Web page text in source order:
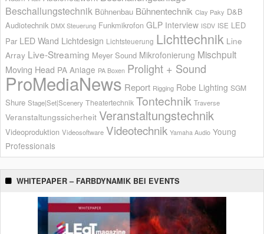
Beschallungstechnik Bühnenbau Bühnentechnik Clay Paky D&B
Audiotechnik DMX Steuerung Funkmikrofon GLP Interview ISDV ISE LED
Par LED Wand Lichtdesign Lichtsteuerung Lichttechnik Line
Array Live-Streaming Meyer Sound Mikrofonierung Mischpult
Moving Head PA Anlage PA Boxen Prolight + Sound
ProMediaNews Report Rigging Robe Lighting SGM
Shure Stage|Set|Scenery Theatertechnik Tontechnik Traverse
Veranstaltungssicherheit Veranstaltungstechnik
Videoproduktion Videosoftware Videotechnik Yamaha Audio Young
Professionals
WHITEPAPER – FARBDYNAMIK BEI EVENTS